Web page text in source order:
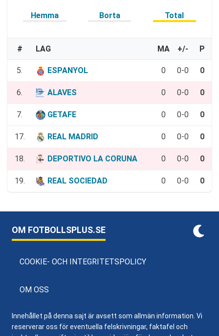
Hemma Borta Total
# LAG MA +/- P
5. ESPANYOL 0 0-0 0
6. ALAVES 0 0-0 0
7. GETAFE 0 0-0 0
17. REAL MADRID 0 0-0 0
18. DEPORTIVO LA CORUNA 0 0-0 0
19. REAL SOCIEDAD 0 0-0 0
OM FOTBOLLSPLUS.SE
COOKIE- OCH INTEGRITETSPOLICY
OM OSS
Innehållet på denna sajt är avsett som allmän information. Vi
reserverar oss för eventuella felskrivningar, faktafel och